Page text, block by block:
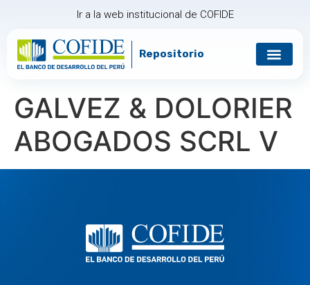
Ir a la web institucional de COFIDE
Repositorio
GALVEZ & DOLORIER
ABOGADOS SCRL V